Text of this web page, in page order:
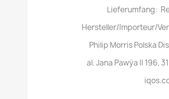
Lieferumfang:
Hersteller/Importeur/
Philip Morris Polska
al. Jana Pawÿa II 196,